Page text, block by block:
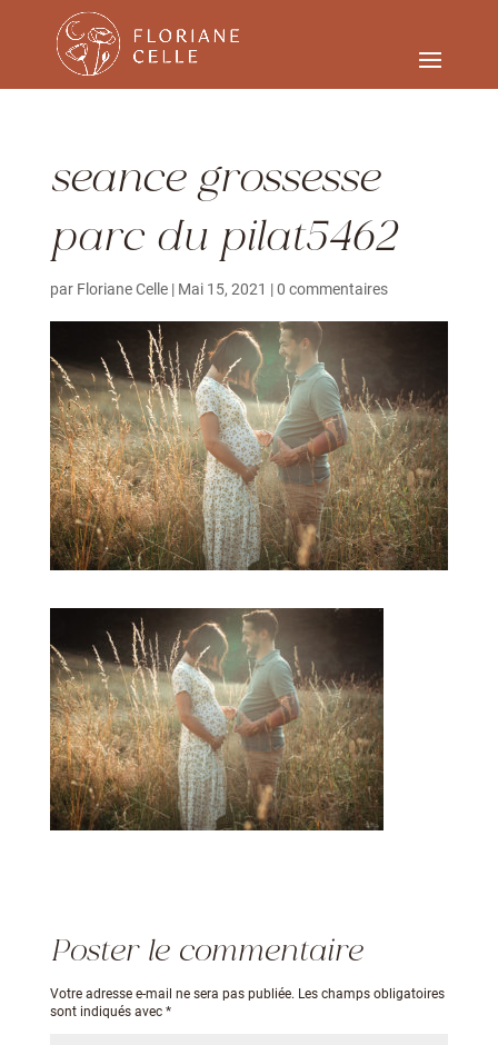
seance grossesse
parc du pilat5462
par Floriane Celle| Mai 15, 2021 |0 commentaires
Poster le commentaire
Votre adresse e-mail ne sera pas publiée. Les champs obligatoires
sont indiqués avec *